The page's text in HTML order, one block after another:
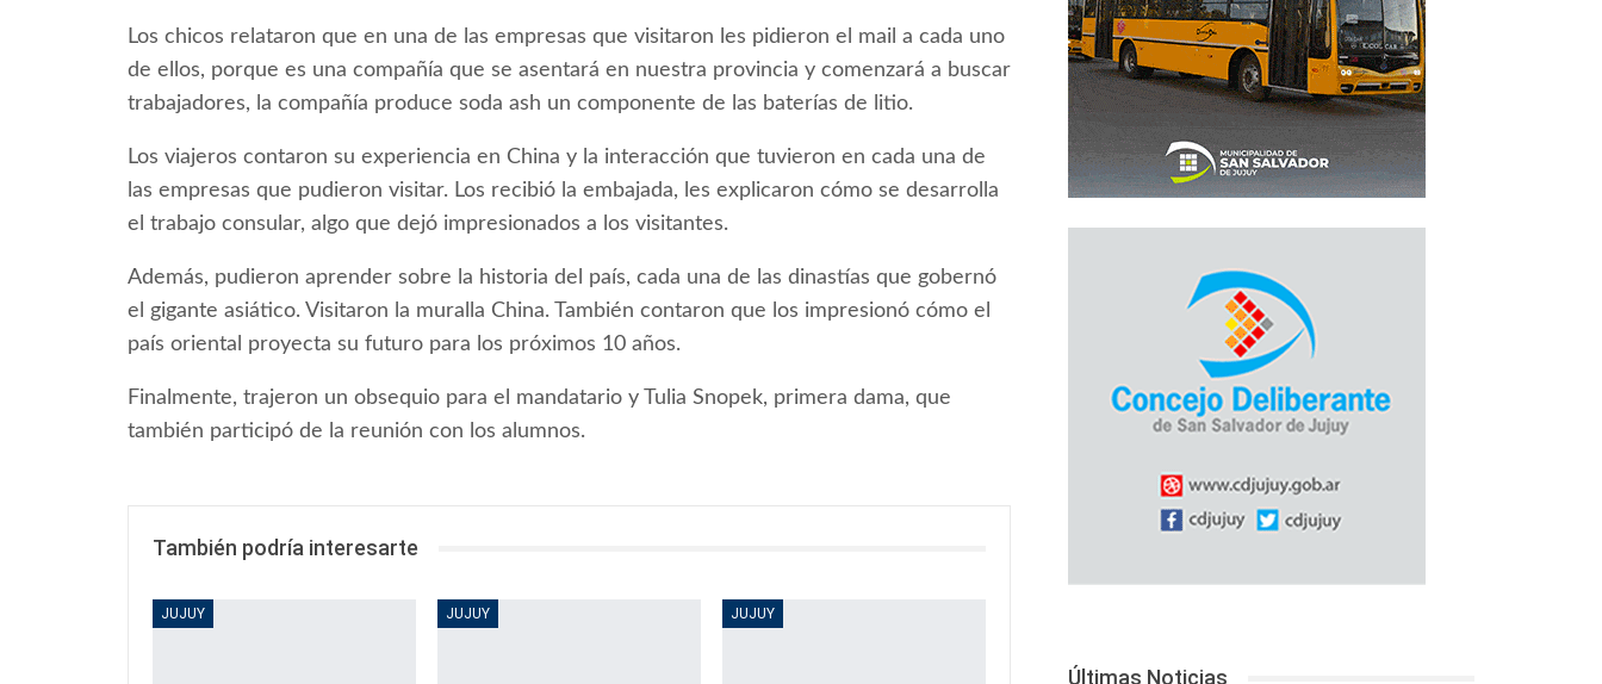
Los chicos relataron que en una de las empresas que visitaron les pidieron el mail a cada uno
de ellos, porque es una compañía que se asentará en nuestra provincia y comenzará a buscar
trabajadores, la compañía produce soda ash un componente de las baterías de litio.
Los viajeros contaron su experiencia en China y la interacción que tuvieron en cada una de
las empresas que pudieron visitar. Los recibió la embajada, les explicaron cómo se desarrolla
el trabajo consular, algo que dejó impresionados a los visitantes.
Además, pudieron aprender sobre la historia del país, cada una de las dinastías que gobernó
el gigante asiático. Visitaron la muralla China. También contaron que los impresionó cómo el
país oriental proyecta su futuro para los próximos 10 años.
Finalmente, trajeron un obsequio para el mandatario y Tulia Snopek, primera dama, que
también participó de la reunión con los alumnos.
También podría interesarte
JUJUY JUJUY JUJUY
Últimas Noticias